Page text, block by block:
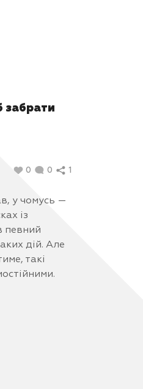
забрати
0 0 1
у чомусь —
із
певний
дій. Але
такі